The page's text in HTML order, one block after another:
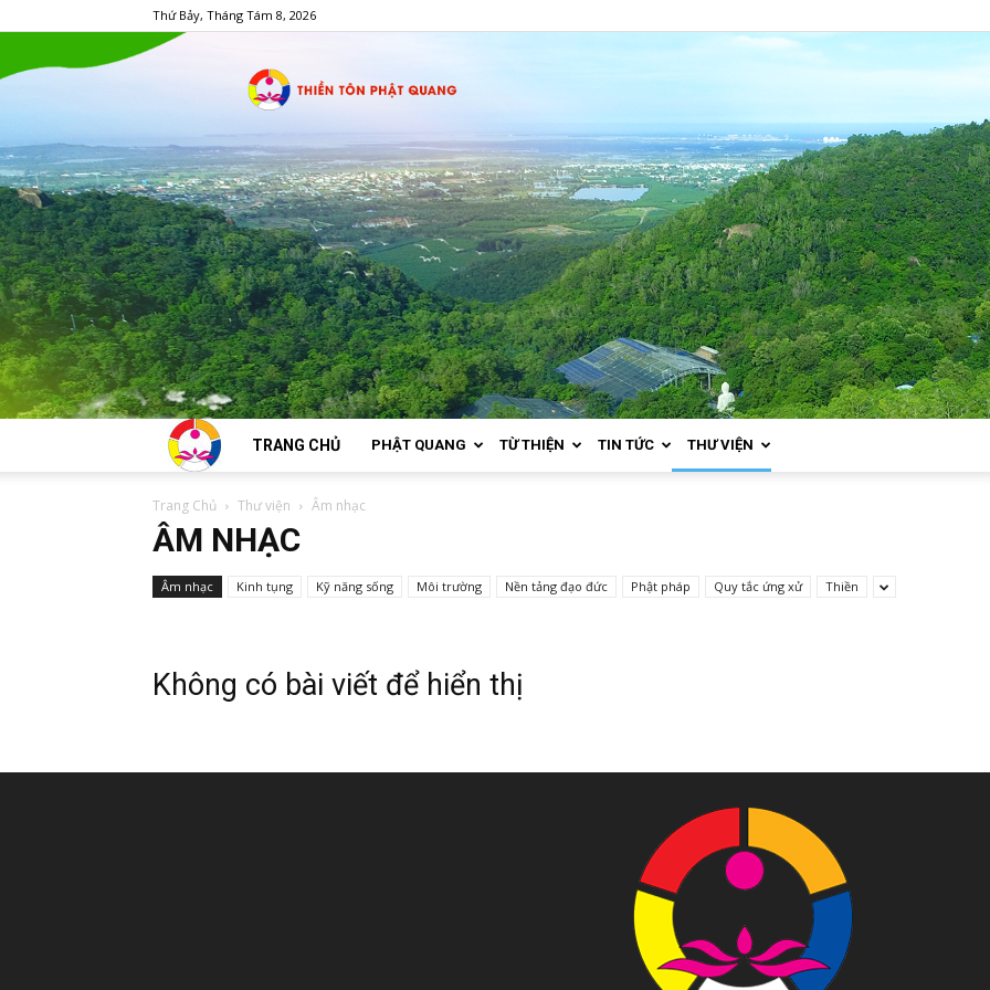
Thứ Bảy, Tháng Tám 8, 2026
Phật
TRANG CHỦ PHẬT QUANG TỪ THIỆN TIN TỨC THƯ VIỆN
Trang Chủ Thư viện Âm nhạc
ÂM NHẠC
Âm nhạc Kinh tụng Kỹ năng sống Môi trường Nền tảng đạo đức Phật pháp Quy tắc ứng xử Thiền
Không có bài viết để hiển thị